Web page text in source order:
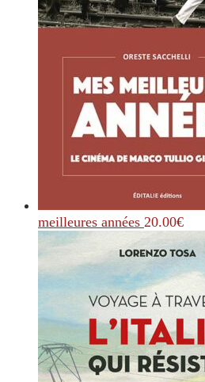
meilleures années 20.00€